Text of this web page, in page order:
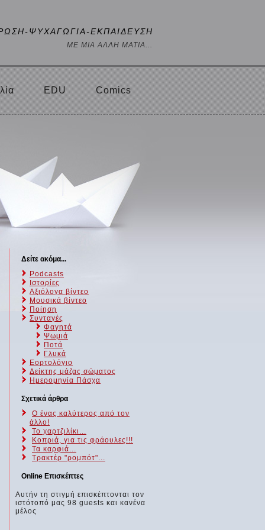
ΨΥΧΑΓΩΓΙΑ-ΕΚΠΑΙΔΕΥΣΗ
ΜΕ ΜΙΑ ΑΛΛΗ ΜΑΤΙΑ...
EDU Comics
Δείτε ακόμα...
Podcasts
Ιστορίες
Αξιόλογα βίντεο
Μουσικά βίντεο
Ποίηση
Συνταγές
Φαγητά
Ψωμιά
Ποτά
Γλυκά
Εορτολόγιο
Δείκτης μάζας σώματος
Ημερομηνία Πάσχα
Σχετικά άρθρα
Ο ένας καλύτερος από τον
άλλο!
Το χαρτζιλίκι...
Κοπριά, για τις φράουλες!!!
Τα καρφιά...
Τρακτέρ "ρομπότ"...
Online Επισκέπτες
Αυτήν τη στιγμή επισκέπτονται τον
ιστότοπό μας 98 guests και κανένα
μέλος